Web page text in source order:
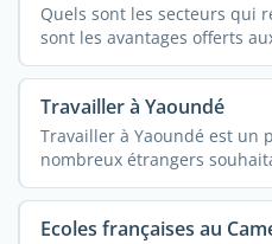
Quels sont les secteurs qui
sont les avantages offerts
Travailler à Yaoundé
Travailler à Yaoundé est un
nombreux étrangers
Ecoles françaises au